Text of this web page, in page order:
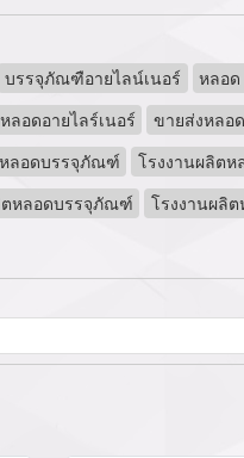
บรรจุภัณฑือายไลน์เนอร์ หลอ
ลอดอายไลร์เนอร์ ขายส่งหลอ
ลอดบรรจุภัณฑ์ โรงงานผลิตห
ตหลอดบรรจุภัณฑ์ โรงงานผลิ